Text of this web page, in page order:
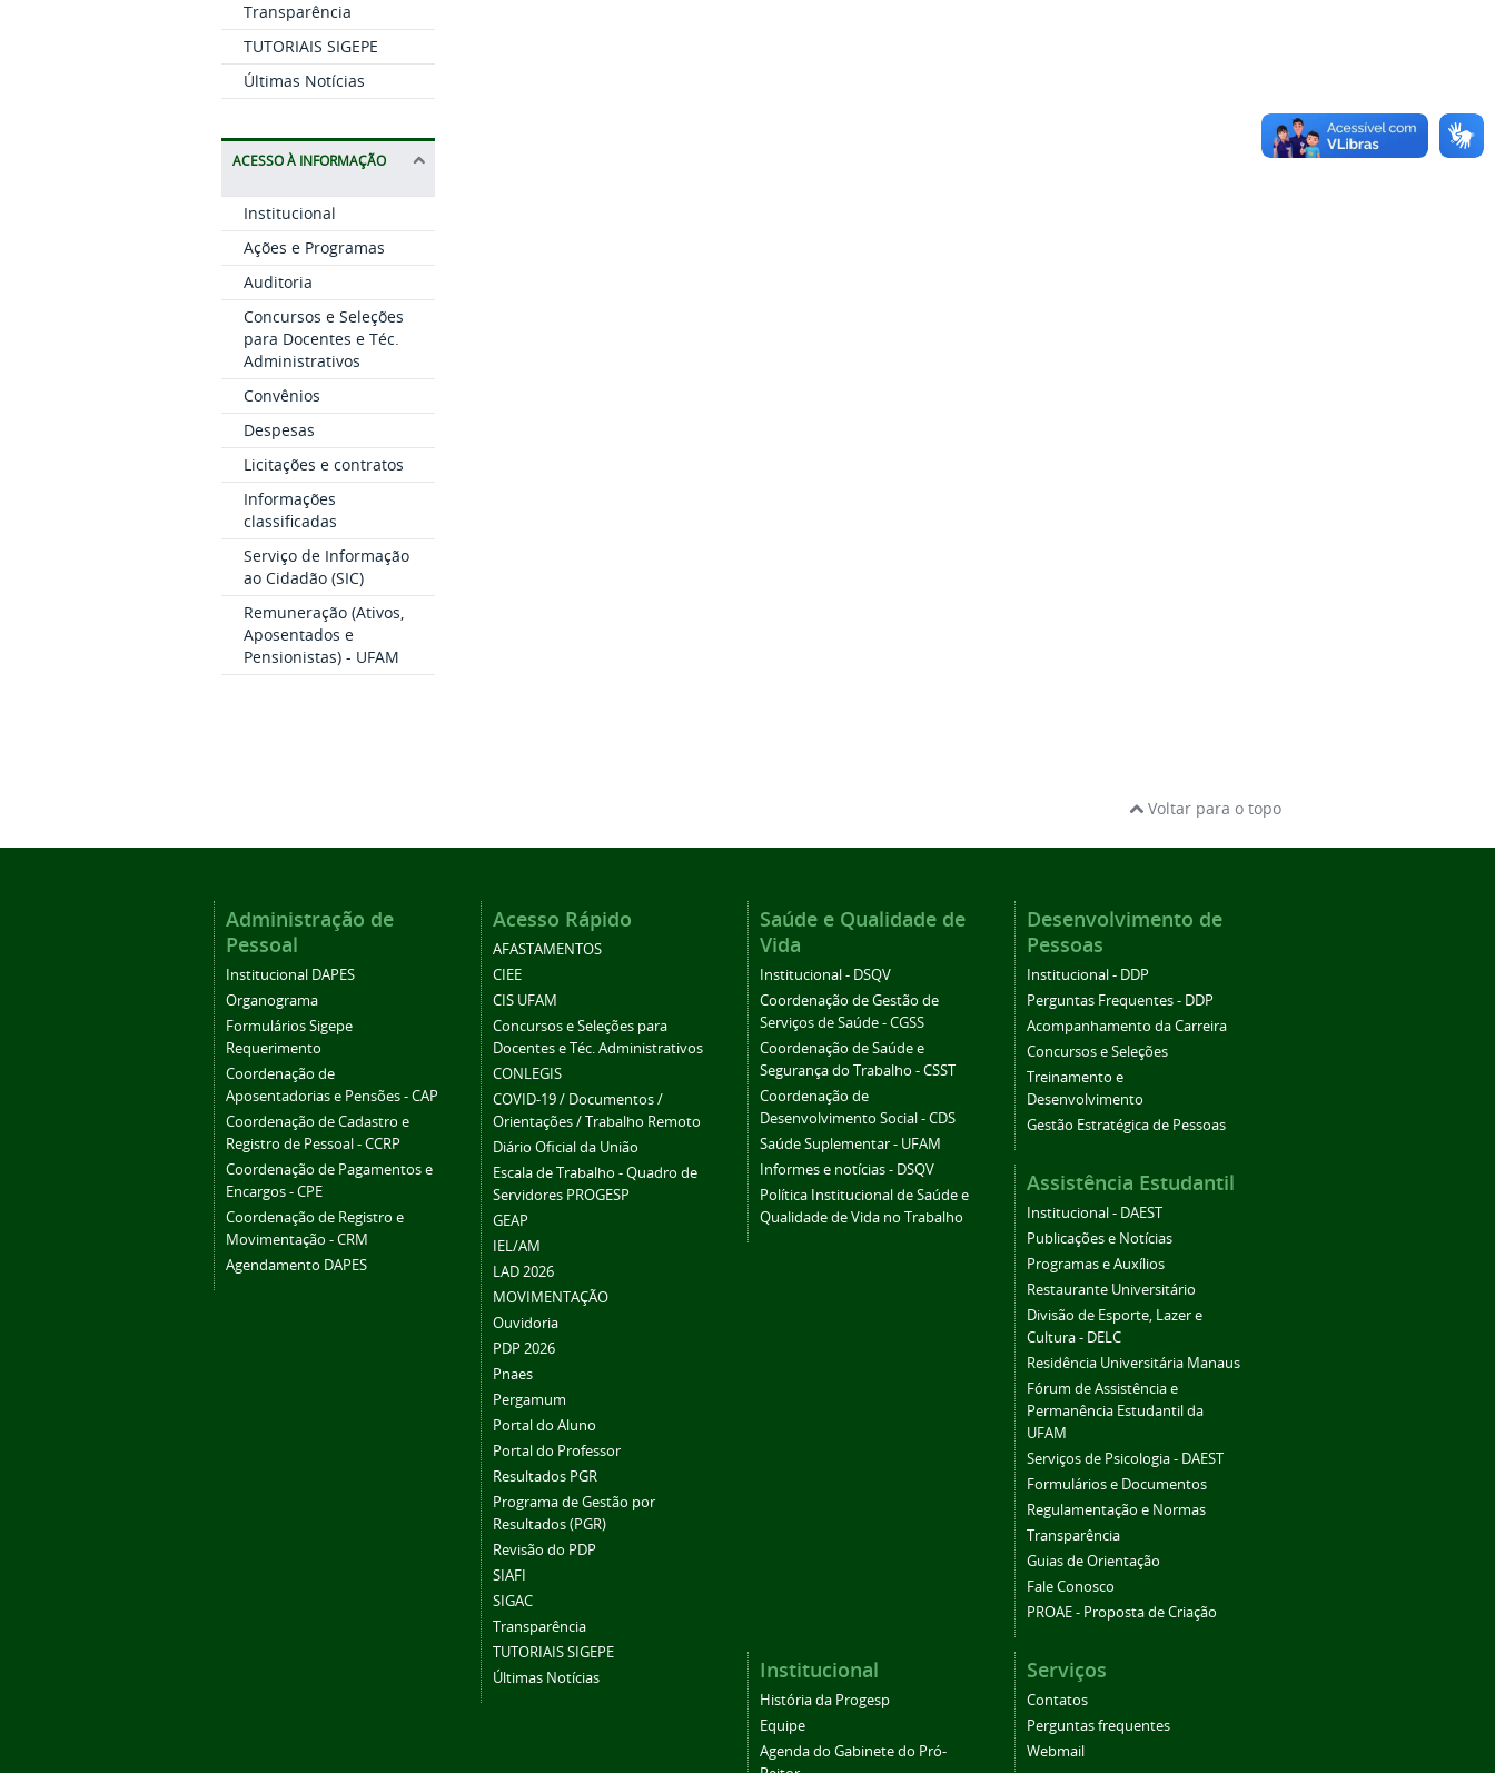
Transparência
TUTORIAIS SIGEPE
Últimas Notícias
ACESSO À INFORMAÇÃO
Institucional
Ações e Programas
Auditoria
Concursos e Seleções
para Docentes e Téc.
Administrativos
Convênios
Despesas
Licitações e contratos
Informações
classificadas
Serviço de Informação
ao Cidadão (SIC)
Remuneração (Ativos,
Aposentados e
Pensionistas) - UFAM
Voltar para o topo
Administração de
Pessoal
Institucional DAPES
Organograma
Formulários Sigepe
Requerimento
Coordenação de
Aposentadorias e Pensões - CAP
Coordenação de Cadastro e
Registro de Pessoal - CCRP
Coordenação de Pagamentos e
Encargos - CPE
Coordenação de Registro e
Movimentação - CRM
Agendamento DAPES
Acesso Rápido
AFASTAMENTOS
CIEE
CIS UFAM
Concursos e Seleções para
Docentes e Téc. Administrativos
CONLEGIS
COVID-19 / Documentos /
Orientações / Trabalho Remoto
Diário Oficial da União
Escala de Trabalho - Quadro de
Servidores PROGESP
GEAP
IEL/AM
LAD 2026
MOVIMENTAÇÃO
Ouvidoria
PDP 2026
Pnaes
Pergamum
Portal do Aluno
Portal do Professor
Resultados PGR
Programa de Gestão por
Resultados (PGR)
Revisão do PDP
SIAFI
SIGAC
Transparência
TUTORIAIS SIGEPE
Últimas Notícias
Saúde e Qualidade de
Vida
Institucional - DSQV
Coordenação de Gestão de
Serviços de Saúde - CGSS
Coordenação de Saúde e
Segurança do Trabalho - CSST
Coordenação de
Desenvolvimento Social - CDS
Saúde Suplementar - UFAM
Informes e notícias - DSQV
Política Institucional de Saúde e
Qualidade de Vida no Trabalho
Desenvolvimento de
Pessoas
Institucional - DDP
Perguntas Frequentes - DDP
Acompanhamento da Carreira
Concursos e Seleções
Treinamento e
Desenvolvimento
Gestão Estratégica de Pessoas
Assistência Estudantil
Institucional - DAEST
Publicações e Notícias
Programas e Auxílios
Restaurante Universitário
Divisão de Esporte, Lazer e
Cultura - DELC
Residência Universitária Manaus
Fórum de Assistência e
Permanência Estudantil da
UFAM
Serviços de Psicologia - DAEST
Formulários e Documentos
Regulamentação e Normas
Transparência
Guias de Orientação
Fale Conosco
PROAE - Proposta de Criação
Institucional
História da Progesp
Equipe
Agenda do Gabinete do Pró-
Serviços
Contatos
Perguntas frequentes
Webmail